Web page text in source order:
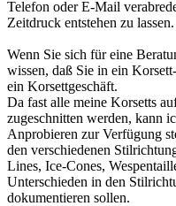
Telefon oder E-Mail
Zeitdruck entstehen zu lassen.
Wenn Sie sich für eine
wissen, daß Sie in ein
ein Korsettgeschäft.
Da fast alle meine Korsetts
zugeschnitten werden, kann
Anprobieren zur Verfügung
den verschiedenen
Lines, Ice-Cones,
Unterschieden in den
dokumentieren sollen.